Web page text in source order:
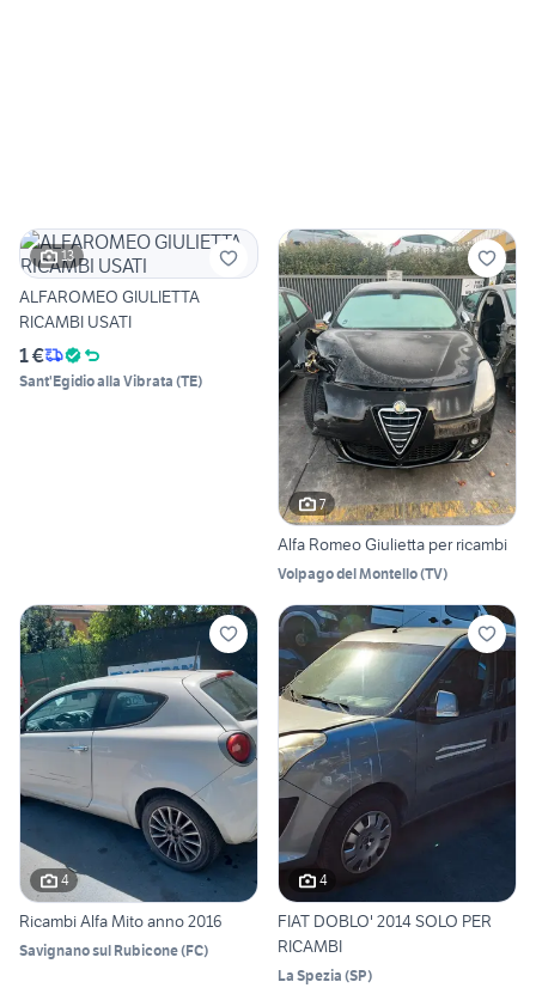
13
ALFAROMEO GIULIETTA
RICAMBI USATI
1 €
Sant'Egidio alla Vibrata (TE)
7
Alfa Romeo Giulietta per ricambi
Volpago del Montello(TV)
4
Ricambi Alfa Mito anno 2016
Savignano sul Rubicone(FC)
4
FIAT DOBLO' 2014 SOLO PER
RICAMBI
La Spezia (SP)